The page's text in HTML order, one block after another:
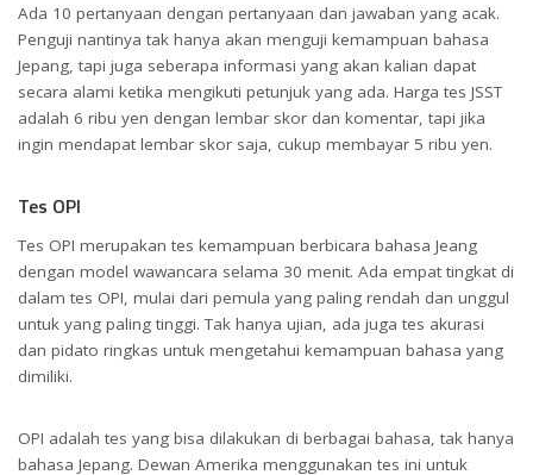
Ada 10 pertanyaan dengan pertanyaan dan jawaban yang acak.
Penguji nantinya tak hanya akan menguji kemampuan bahasa
Jepang, tapi juga seberapa informasi yang akan kalian dapat
secara alami ketika mengikuti petunjuk yang ada. Harga tes JSST
adalah 6 ribu yen dengan lembar skor dan komentar, tapi jika
ingin mendapat lembar skor saja, cukup membayar 5 ribu yen.
Tes OPI
Tes OPI merupakan tes kemampuan berbicara bahasa Jeang
dengan model wawancara selama 30 menit. Ada empat tingkat di
dalam tes OPI, mulai dari pemula yang paling rendah dan unggul
untuk yang paling tinggi. Tak hanya ujian, ada juga tes akurasi
dan pidato ringkas untuk mengetahui kemampuan bahasa yang
dimiliki.
OPI adalah tes yang bisa dilakukan di berbagai bahasa, tak hanya
bahasa Jepang. Dewan Amerika menggunakan tes ini untuk